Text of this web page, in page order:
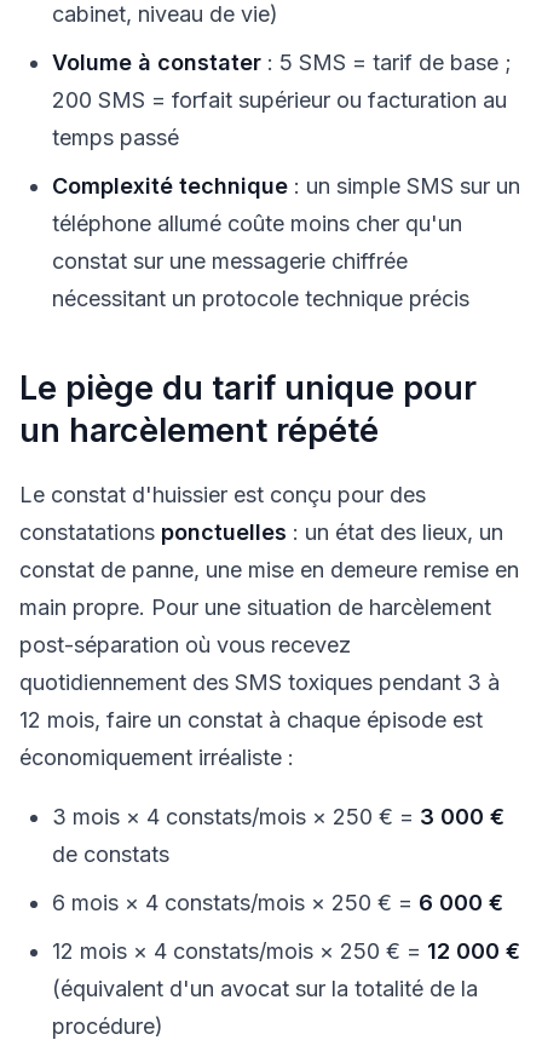
cabinet, niveau de vie)
Volume à constater : 5 SMS = tarif de base ;
200 SMS = forfait supérieur ou facturation au
temps passé
Complexité technique : un simple SMS sur un
téléphone allumé coûte moins cher qu'un
constat sur une messagerie chiffrée
nécessitant un protocole technique précis
Le piège du tarif unique pour
un harcèlement répété
Le constat d'huissier est conçu pour des
constatations ponctuelles : un état des lieux, un
constat de panne, une mise en demeure remise en
main propre. Pour une situation de harcèlement
post-séparation où vous recevez
quotidiennement des SMS toxiques pendant 3 à
12 mois, faire un constat à chaque épisode est
économiquement irréaliste :
3 mois × 4 constats/mois × 250 € = 3 000 €
de constats
6 mois × 4 constats/mois × 250 € = 6 000 €
12 mois × 4 constats/mois × 250 € = 12 000 €
(équivalent d'un avocat sur la totalité de la
procédure)